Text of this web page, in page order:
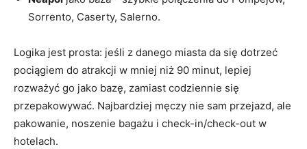
Sorrento, Caserty, Salerno.
Logika jest prosta: jeśli z danego miasta da się dotrzeć
pociągiem do atrakcji w mniej niż 90 minut, lepiej
rozważyć go jako bazę, zamiast codziennie się
przepakowywać. Najbardziej męczy nie sam przejazd, ale
pakowanie, noszenie bagażu i check-in/check-out w
hotelach.